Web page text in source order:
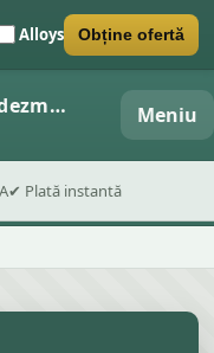
Alloys Obține ofertă
Whitefield Centru de dezmembrări auto Meniu
✔ Plată instantă